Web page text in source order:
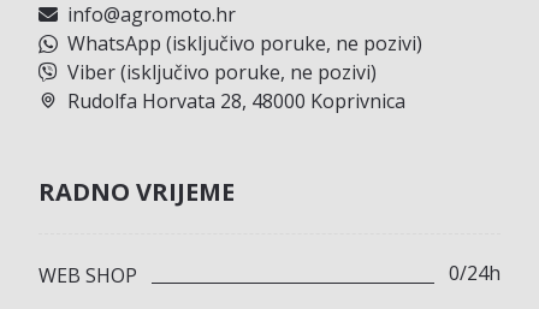
info@agromoto.hr
WhatsApp (isključivo poruke, ne pozivi)
Viber (isključivo poruke, ne pozivi)
Rudolfa Horvata 28, 48000 Koprivnica
RADNO VRIJEME
WEB SHOP
0/24h